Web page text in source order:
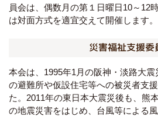
員会は、偶数月の第１日曜日10～ 12
は対面方式を適宜交えて開催します。
災害福祉支援委
本会は、1995年1月の阪神・淡路大
の避難所や仮設住宅等への被災者支
た。2011年の東日本大震災後も、熊
の地震災害をはじめ、台風等による